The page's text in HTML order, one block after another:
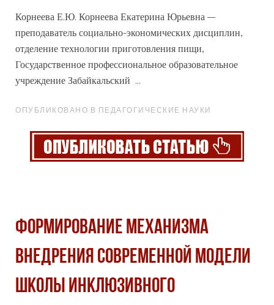
Корнеева Е.Ю. Корнеева Екатерина Юрьевна –
преподаватель социально-экономических дисциплин,
отделение технологии приготовления пищи,
Государственное профессиональное образовательное
учреждение Забайкальский ...
ОПУБЛИКОВАНО В ПЕДАГОГИЧЕСКИЕ НАУКИ
ФОРМИРОВАНИЕ МЕХАНИЗМА
ВНЕДРЕНИЯ СОВРЕМЕННОЙ МОДЕЛИ
ШКОЛЫ ИНКЛЮЗИВНОГО